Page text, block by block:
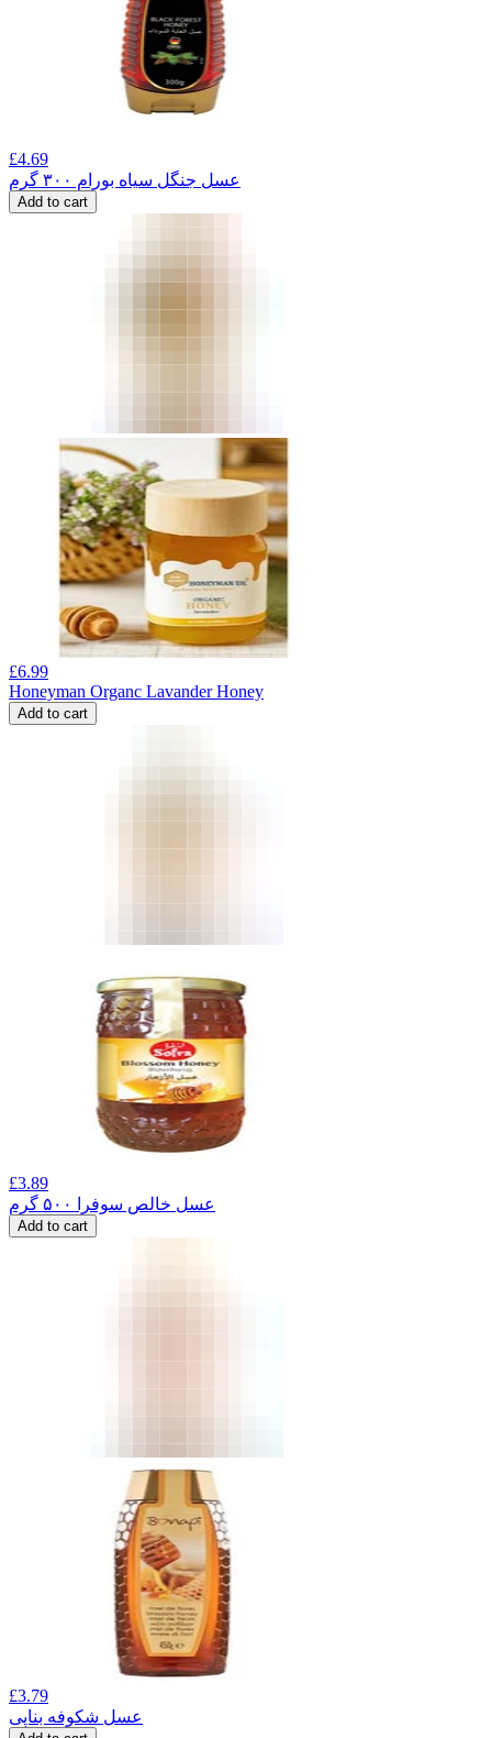
£4.69
عسل جنگل سیاه بورام ۳۰۰ گرم
Add to cart
£6.99
Honeyman Organc Lavander Honey
Add to cart
£3.89
عسل خالص سوفرا ۵۰۰ گرم
Add to cart
£3.79
عسل شکوفه بناپی